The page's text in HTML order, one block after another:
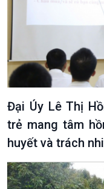
Đại Úy Lê Thị
trẻ mang tâm
huyết và trách